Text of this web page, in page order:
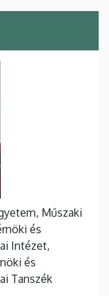
Műszaki
és
Intézet,
és
Tanszék